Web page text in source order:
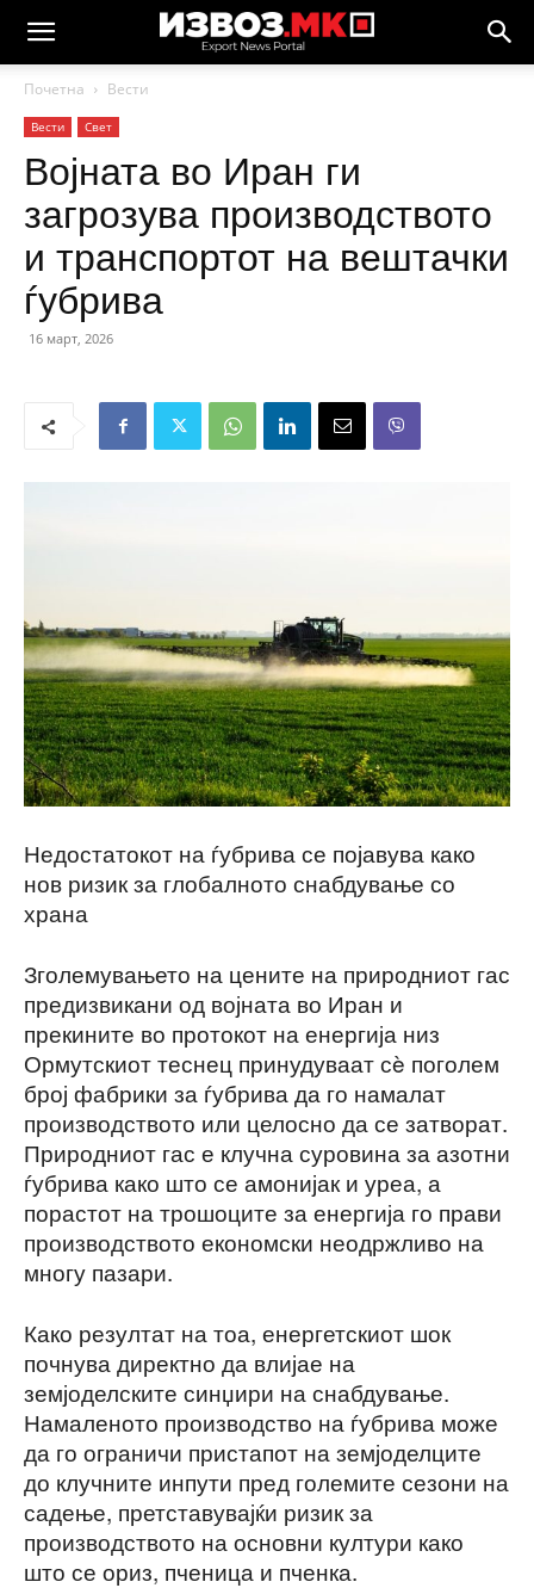
Почетна Вести
Вести Свет
Војната во Иран ги
загрозува производството
и транспортот на вештачки
ѓубрива
16 март, 2026
Недостатокот на ѓубрива се појавува како
нов ризик за глобалното снабдување со
храна
Зголемувањето на цените на природниот гас
предизвикани од војната во Иран и
прекините во протокот на енергија низ
Ормутскиот теснец принудуваат сè поголем
број фабрики за ѓубрива да го намалат
производството или целосно да се затворат.
Природниот гас е клучна суровина за азотни
ѓубрива како што се амонијак и уреа, а
порастот на трошоците за енергија го прави
производството економски неодржливо на
многу пазари.
Како резултат на тоа, енергетскиот шок
почнува директно да влијае на
земјоделските синџири на снабдување.
Намаленото производство на ѓубрива може
да го ограничи пристапот на земјоделците
до клучните инпути пред големите сезони на
садење, претставувајќи ризик за
производството на основни култури како
што се ориз, пченица и пченка.